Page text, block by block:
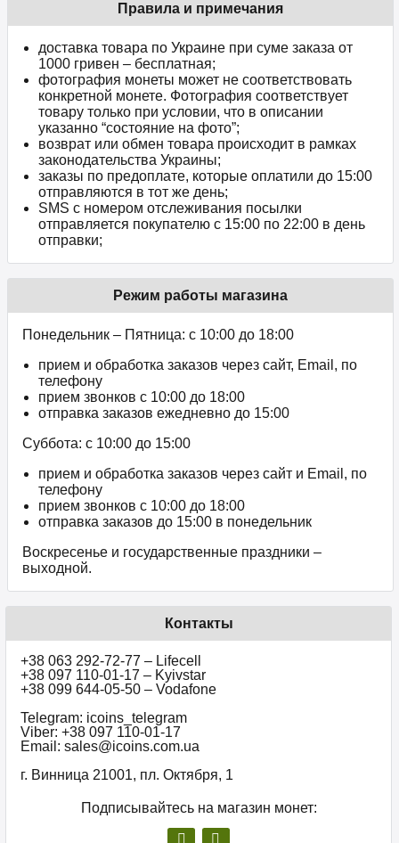
Правила и примечания
доставка товара по Украине при суме заказа от
1000 гривен – бесплатная;
фотография монеты может не соответствовать
конкретной монете. Фотография соответствует
товару только при условии, что в описании
указанно “состояние на фото”;
возврат или обмен товара происходит в рамках
законодательства Украины;
заказы по предоплате, которые оплатили до 15:00
отправляются в тот же день;
SMS с номером отслеживания посылки
отправляется покупателю с 15:00 по 22:00 в день
отправки;
Режим работы магазина
Понедельник – Пятница: с 10:00 до 18:00
прием и обработка заказов через сайт, Email, по
телефону
прием звонков c 10:00 до 18:00
отправка заказов ежедневно до 15:00
Суббота: с 10:00 до 15:00
прием и обработка заказов через сайт и Email, по
телефону
прием звонков c 10:00 до 18:00
отправка заказов до 15:00 в понедельник
Воскресенье и государственные праздники –
выходной.
Контакты
+38 063 292-72-77 – Lifecell
+38 097 110-01-17 – Kyivstar
+38 099 644-05-50 – Vodafone
Telegram: icoins_telegram
Viber: +38 097 110-01-17
Email: sales@icoins.com.ua
г. Винница 21001, пл. Октября, 1
Подписывайтесь на магазин монет: